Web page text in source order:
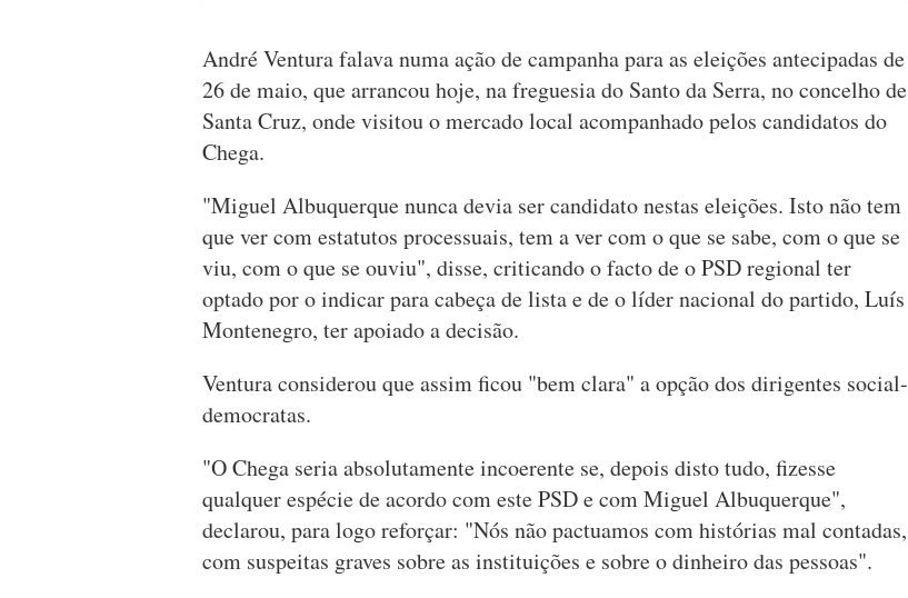
André Ventura falava numa ação de campanha para as eleições antecipadas de
26 de maio, que arrancou hoje, na freguesia do Santo da Serra, no concelho de
Santa Cruz, onde visitou o mercado local acompanhado pelos candidatos do
Chega.
"Miguel Albuquerque nunca devia ser candidato nestas eleições. Isto não tem
que ver com estatutos processuais, tem a ver com o que se sabe, com o que se
viu, com o que se ouviu", disse, criticando o facto de o PSD regional ter
optado por o indicar para cabeça de lista e de o líder nacional do partido, Luís
Montenegro, ter apoiado a decisão.
Ventura considerou que assim ficou "bem clara" a opção dos dirigentes social-
democratas.
"O Chega seria absolutamente incoerente se, depois disto tudo, fizesse
qualquer espécie de acordo com este PSD e com Miguel Albuquerque",
declarou, para logo reforçar: "Nós não pactuamos com histórias mal contadas,
com suspeitas graves sobre as instituições e sobre o dinheiro das pessoas".